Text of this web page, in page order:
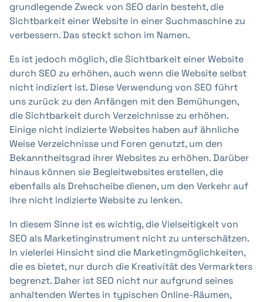
grundlegende Zweck von SEO darin besteht, die
Sichtbarkeit einer Website in einer Suchmaschine zu
verbessern. Das steckt schon im Namen.
Es ist jedoch möglich, die Sichtbarkeit einer Website
durch SEO zu erhöhen, auch wenn die Website selbst
nicht indiziert ist. Diese Verwendung von SEO führt
uns zurück zu den Anfängen mit den Bemühungen,
die Sichtbarkeit durch Verzeichnisse zu erhöhen.
Einige nicht indizierte Websites haben auf ähnliche
Weise Verzeichnisse und Foren genutzt, um den
Bekanntheitsgrad ihrer Websites zu erhöhen. Darüber
hinaus können sie Begleitwebsites erstellen, die
ebenfalls als Drehscheibe dienen, um den Verkehr auf
ihre nicht indizierte Website zu lenken.
In diesem Sinne ist es wichtig, die Vielseitigkeit von
SEO als Marketinginstrument nicht zu unterschätzen.
In vielerlei Hinsicht sind die Marketingmöglichkeiten,
die es bietet, nur durch die Kreativität des Vermarkters
begrenzt. Daher ist SEO nicht nur aufgrund seines
anhaltenden Wertes in typischen Online-Räumen,